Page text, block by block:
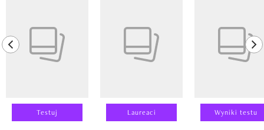
Wizaz Summer Influ School
Mój profil / Zarejestruj się
previous element
Testuj Laureaci Wyniki testu